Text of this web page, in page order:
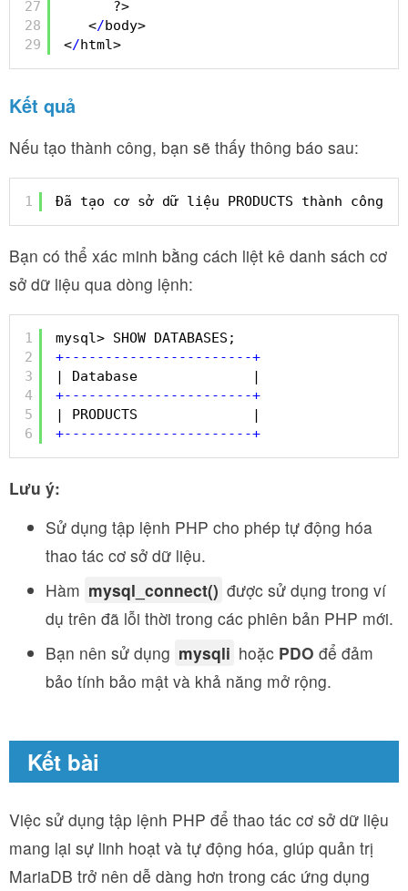
27
28
29
?>
</body>
</html>
Kết quả
Nếu tạo thành công, bạn sẽ thấy thông báo sau:
1 Đã tạo cơ sở dữ liệu PRODUCTS thành công
Bạn có thể xác minh bằng cách liệt kê danh sách cơ
sở dữ liệu qua dòng lệnh:
1
2
3
4
5
6
mysql> SHOW DATABASES;
+- - - - - - - - - - - - - - - - - - - - - - -+
| Database              |
+- - - - - - - - - - - - - - - - - - - - - - -+
| PRODUCTS              |
+- - - - - - - - - - - - - - - - - - - - - - -+
Lưu ý:
Sử dụng tập lệnh PHP cho phép tự động hóa
thao tác cơ sở dữ liệu.
Hàm mysql_connect() được sử dụng trong ví
dụ trên đã lỗi thời trong các phiên bản PHP mới.
Bạn nên sử dụng mysqli hoặc PDO để đảm
bảo tính bảo mật và khả năng mở rộng.
Kết bài
Việc sử dụng tập lệnh PHP để thao tác cơ sở dữ liệu
mang lại sự linh hoạt và tự động hóa, giúp quản trị
MariaDB trở nên dễ dàng hơn trong các ứng dụng